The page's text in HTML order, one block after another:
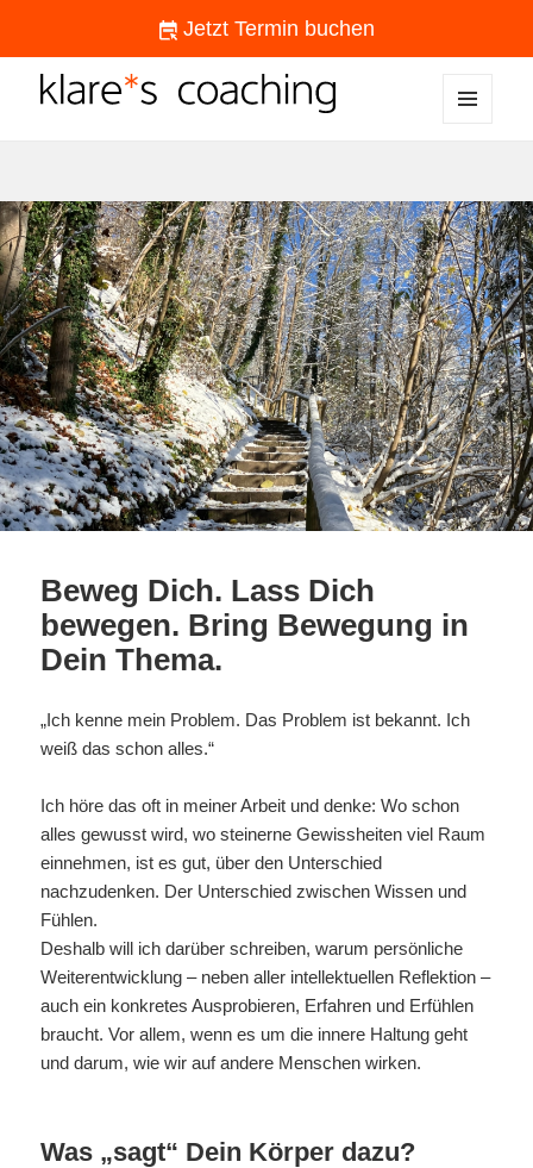
Jetzt Termin buchen
NEWS,
BLOG
+
WORKSHOPS
Beweg Dich. Lass Dich
bewegen. Bring Bewegung in
Dein Thema.
„Ich kenne mein Problem. Das Problem ist bekannt. Ich
weiß das schon alles.“
Ich höre das oft in meiner Arbeit und denke: Wo schon
alles gewusst wird, wo steinerne Gewissheiten viel Raum
einnehmen, ist es gut, über den Unterschied
nachzudenken. Der Unterschied zwischen Wissen und
Fühlen.
Deshalb will ich darüber schreiben, warum persönliche
Weiterentwicklung – neben aller intellektuellen Reflektion –
auch ein konkretes Ausprobieren, Erfahren und Erfühlen
braucht. Vor allem, wenn es um die innere Haltung geht
und darum, wie wir auf andere Menschen wirken.
Was „sagt“ Dein Körper dazu?